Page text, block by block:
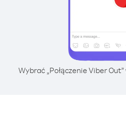
Wybrać „Połączenie Viber